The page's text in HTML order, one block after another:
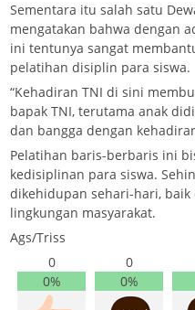
Sementara itu salah satu
mengatakan bahwa dengan
ini tentunya sangat
pelatihan disiplin para siswa.
“Kehadiran TNI di sini
bapak TNI, terutama anak
dan bangga dengan
Pelatihan baris-berbaris ini
kedisiplinan para siswa.
dikehidupan sehari-hari,
lingkungan masyarakat.
Ags/Triss
0
0%
0
0%